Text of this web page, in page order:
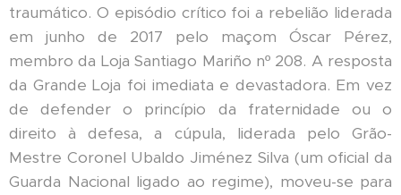
traumático. O episódio crítico foi a rebelião liderada
em junho de 2017 pelo maçom Óscar Pérez,
membro da Loja Santiago Mariño nº 208. A resposta
da Grande Loja foi imediata e devastadora. Em vez
de defender o princípio da fraternidade ou o
direito à defesa, a cúpula, liderada pelo Grão-
Mestre Coronel Ubaldo Jiménez Silva (um oficial da
Guarda Nacional ligado ao regime), moveu-se para